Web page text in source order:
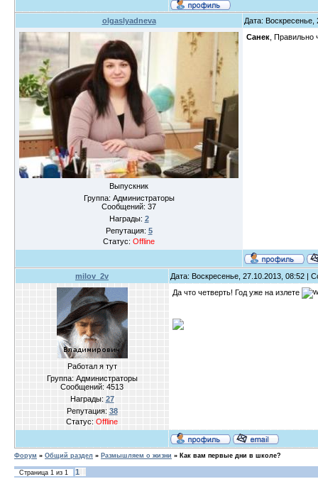
olgaslyadneva Дата:
Выпускник
Группа: Администраторы
Сообщений: 37
Награды: 2
Репутация: 5
Статус: Offline
Санек ,
milov_2v Дата: Воскресенье, 27.10.2013, 08:52 |
Работал я тут
Группа: Администраторы
Сообщений: 4513
Награды: 27
Репутация: 38
Статус: Offline
Да что четверть! Год уже на излете
Форум » Общий раздел » Размышляем о жизни » Как вам первые дни в школе?
Страница 1 из 1 1